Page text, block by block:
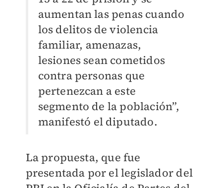
aumentan las penas cuando
los delitos de violencia
familiar, amenazas,
lesiones sean cometidos
contra personas que
pertenezcan a este
segmento de la población”,
manifestó el diputado.
La propuesta, que fue
presentada por el legislador del